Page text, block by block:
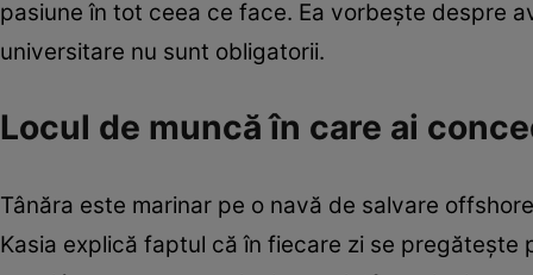
pasiune în tot ceea ce face. Ea vorbește despre
universitare nu sunt obligatorii.
Locul de muncă în care ai
Tânăra este marinar pe o navă de salvare
Kasia explică faptul că în fiecare zi se